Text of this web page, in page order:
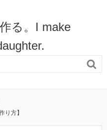
る。I make

り方】